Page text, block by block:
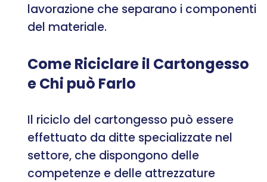
lavorazione che separano i componenti
del materiale.
Come Riciclare il Cartongesso
e Chi può Farlo
Il riciclo del cartongesso può essere
effettuato da ditte specializzate nel
settore, che dispongono delle
competenze e delle attrezzature